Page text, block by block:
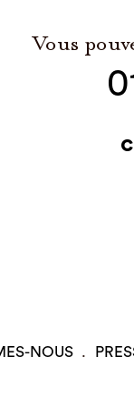
Vous
NOUS